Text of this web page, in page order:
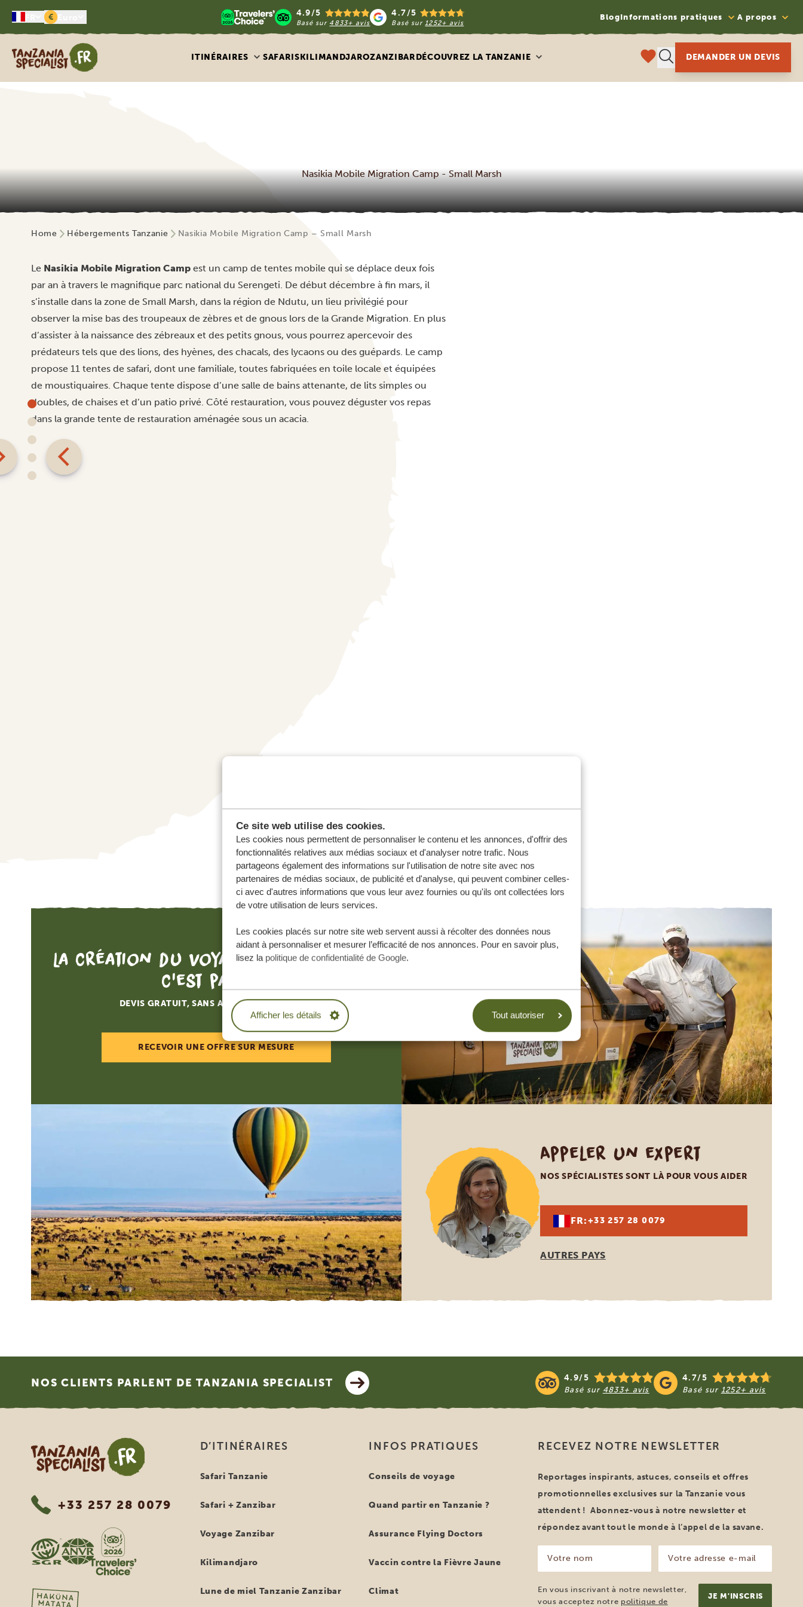
Ce site web utilise des cookies.
Les cookies nous permettent de personnaliser le contenu et les annonces, d'offrir des
fonctionnalités relatives aux médias sociaux et d'analyser notre trafic. Nous
partageons également des informations sur l'utilisation de notre site avec nos
partenaires de médias sociaux, de publicité et d'analyse, qui peuvent combiner celles-
ci avec d'autres informations que vous leur avez fournies ou qu'ils ont collectées lors
de votre utilisation de leurs services.
Les cookies placés sur notre site web servent aussi à récolter des données nous
aidant à personnaliser et mesurer l’efficacité de nos annonces. Pour en savoir plus,
lisez la politique de confidentialité de Google.
Afficher les détails Tout autoriser
€ 4.9/5
Basé sur 4833+ avis
4.7/5
Basé sur1252+ avis
BlogInformations pratiques A propos
Tanzania Specialist
ITINÉRAIRES SAFARISKILIMANDJAROZANZIBARDÉCOUVREZ LA TANZANIE DEMANDER UN DEVIS
Nasikia Mobile Migration Camp - Small Marsh
Home Hébergements Tanzanie Nasikia Mobile Migration Camp – Small Marsh
Le Nasikia Mobile Migration Camp est un camp de tentes mobile qui se déplace deux fois
par an à travers le magnifique parc national du Serengeti. De début décembre à fin mars, il
s’installe dans la zone de Small Marsh, dans la région de Ndutu, un lieu privilégié pour
observer la mise bas des troupeaux de zèbres et de gnous lors de la Grande Migration. En plus
d’assister à la naissance des zébreaux et des petits gnous, vous pourrez apercevoir des
prédateurs tels que des lions, des hyènes, des chacals, des lycaons ou des guépards. Le camp
propose 11 tentes de safari, dont une familiale, toutes fabriquées en toile locale et équipées
de moustiquaires. Chaque tente dispose d’une salle de bains attenante, de lits simples ou
doubles, de chaises et d’un patio privé. Côté restauration, vous pouvez déguster vos repas
dans la grande tente de restauration aménagée sous un acacia.
La création du voyage de vos rêves,
c'est par ici.
DEVIS GRATUIT, SANS AUCUNE OBLIGATION
RECEVOIR UNE OFFRE SUR MESURE
Appeler un expert
NOS SPÉCIALISTES SONT LÀ POUR VOUS AIDER
FR:+33 257 28 0079
AUTRES PAYS
NOS CLIENTS PARLENT DE TANZANIA SPECIALIST 4.9/5
Basé sur 4833+ avis
4.7/5
Basé sur 1252+ avis
Tanzania Specialist
+33 257 28 0079
D’ITINÉRAIRES
Safari Tanzanie
Safari + Zanzibar
Voyage Zanzibar
Kilimandjaro
Lune de miel Tanzanie Zanzibar
INFOS PRATIQUES
Conseils de voyage
Quand partir en Tanzanie ?
Assurance Flying Doctors
Vaccin contre la Fièvre Jaune
Climat
RECEVEZ NOTRE NEWSLETTER
Reportages inspirants, astuces, conseils et offres
promotionnelles exclusives sur la Tanzanie vous
attendent ! Abonnez-vous à notre newsletter et
répondez avant tout le monde à l’appel de la savane.
nom
(Nécessaire)
adresse
e-
mail
(Nécessaire)
En vous inscrivant à notre newsletter,
vous acceptez notre politique de